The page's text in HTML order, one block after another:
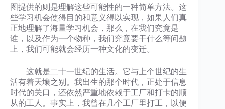
图提供的则是理解这些可能性的一种简单方法。这
些学习机会使得目的和意义得以实现，如果人们真
正地理解了海量学习机会，那么，在我们究竟是
谁，以及作为一个物种，我们究竟要干什么等问题
上，我们可能就会经历一种文化的变迁。
这就是二十一世纪的生活。它与上个世纪的生
活有着天壤之别。我出生的那个时代，正处于信息
时代的关口，还依然严重地依赖于工厂和打卡的顺
从的工人。事实上，我曾在几个工厂里打工，以便